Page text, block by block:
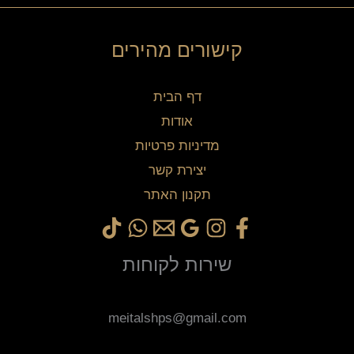
קישורים מהירים
דף הבית
אודות
מדיניות פרטיות
יצירת קשר
תקנון האתר
שירות לקוחות
meitalshps@gmail.com